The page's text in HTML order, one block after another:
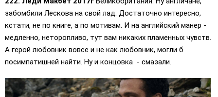
забомбили Лескова на свой лад. Достаточно интересно,
кстати, не по книге, а по мотивам. И на английский манер -
медленно, неторопливо, тут вам никаких пламенных чувств.
А герой любовник вовсе и не как любовник, могли б
посимпатишней найти. Ну и концовка - смазали.